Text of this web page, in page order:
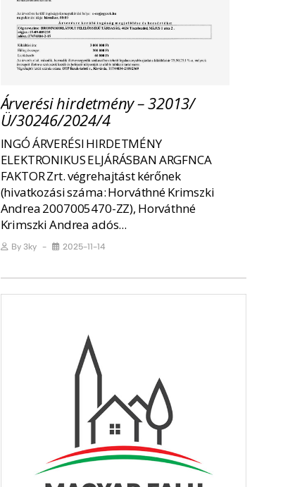
Árverési hirdetmény – 32013/
Ü/30246/2024/4
INGÓ ÁRVERÉSI HIRDETMÉNY
ELEKTRONIKUS ELJÁRÁSBAN ARGFNCA
FAKTOR Zrt. végrehajtást kérőnek
(hivatkozási száma: Horváthné Krimszki
Andrea 2007005470-ZZ), Horváthné
Krimszki Andrea adós...
By 3ky 2025-11-14